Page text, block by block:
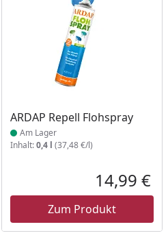
in ProzentPreis
Preis
ARDAP Repell Flohspray
Produkt am Lager
Am Lager
Inhalt:0,4 l (37,48 €/l)
14,99 €
Zum Produkt